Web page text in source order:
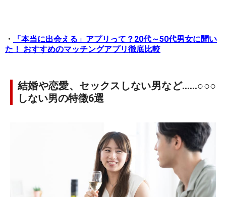
・
「本当に出会える」アプリって？20代～50代男女に聞い
た！ おすすめのマッチングアプリ徹底比較
結婚や恋愛、セックスしない男など……○○○
しない男の特徴6選